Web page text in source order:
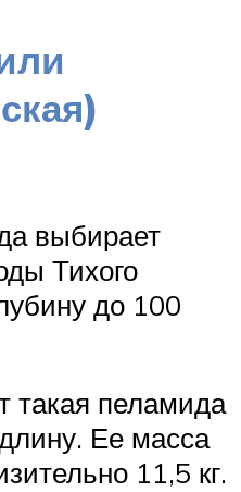
выбирает
Тихого
до 100
такая пеламида
Ее масса
11,5 кг.